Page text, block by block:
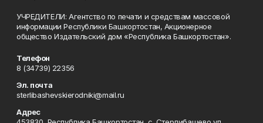
УЧРЕДИТЕЛИ: Агентство по печати и средствам массовой
информации Республики Башкортостан, Акционерное
общество Издательский дом «Республика Башкортостан».
Телефон
8 (34739) 22356
Эл. почта
sterlibashevskierodniki@mail.ru
Адрес